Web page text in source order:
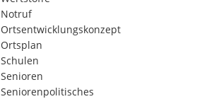
Notruf
Ortsentwicklungskonzept
Ortsplan
Schulen
Senioren
Seniorenpolitisches